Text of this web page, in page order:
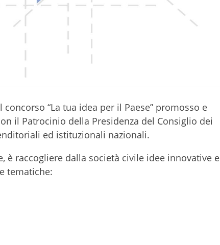
“La tua idea per il Paese” promosso e
il Patrocinio della Presidenza del Consiglio dei
ed istituzionali nazionali.
è raccogliere dalla società civile idee innovative e
tematiche: